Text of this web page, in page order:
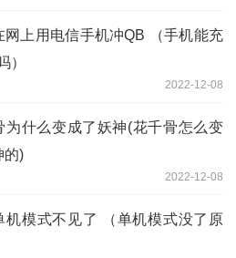
网上用电信手机冲QB （手机能充
）
2022-12-08
为什么变成了妖神(花千骨怎么变
的)
2022-12-08
机模式不见了 （单机模式没了原